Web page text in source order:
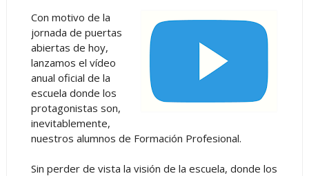
Con motivo de la
jornada de puertas
abiertas de hoy,
lanzamos el vídeo
anual oficial de la
escuela donde los
protagonistas son,
inevitablemente,
nuestros alumnos de Formación Profesional.
Sin perder de vista la visión de la escuela, donde los